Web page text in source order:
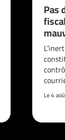
Pas
Le 4